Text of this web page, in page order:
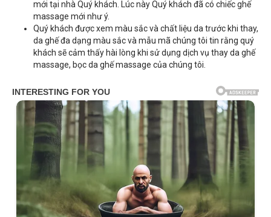
mới tại nhà Quý khách. Lúc này Quý khách đã có chiếc ghế
massage mới như ý.
Quý khách được xem màu sắc và chất liệu da trước khi thay,
da ghế đa dạng màu sắc và mẫu mã chúng tôi tin rằng quý
khách sẽ cảm thấy hài lòng khi sử dụng dịch vụ thay da ghế
massage, bọc da ghế massage của chúng tôi.